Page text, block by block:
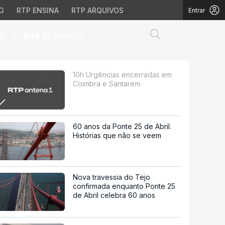
RTP ENSINA RTP ARQUIVOS Entrar
10h Urgências encerradas em
Coimbra e Santarém
60 anos da Ponte 25 de Abril.
Histórias que não se veem
Nova travessia do Tejo
confirmada enquanto Ponte 25
de Abril celebra 60 anos